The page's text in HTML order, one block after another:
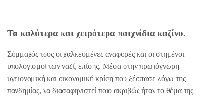
Τα καλύτερα και χειρότερα παιχνίδια καζίνο.
Σύμμαχός τους οι χαλκευμένες αναφορές και οι στημένοι
υπολογισμοί των ναζί, επίσης. Μέσα στην πρωτόγνωρη
υγειονομική και οικονομική κρίση που ξέσπασε λόγω της
πανδημίας, να διασαφηνιστεί ποιο ακριβώς ήταν το θέμα της